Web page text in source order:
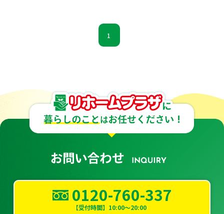
1
0120-760-337
【受付時間】10:00～20:00